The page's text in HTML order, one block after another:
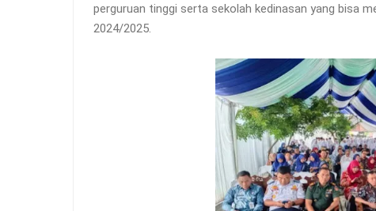
perguruan tinggi serta sekolah kedinasan yang bisa
2024/2025.